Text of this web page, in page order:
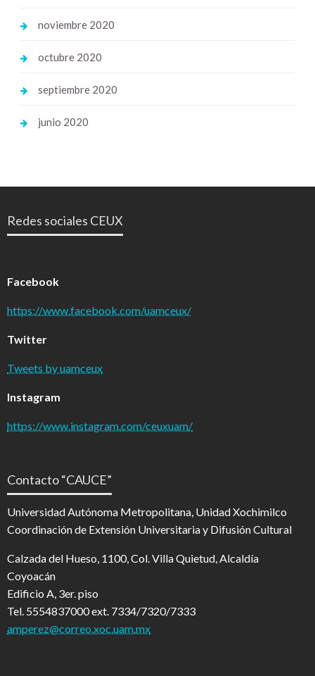
noviembre 2020
octubre 2020
septiembre 2020
junio 2020
Redes sociales CEUX
Facebook
https://www.facebook.com/uamceux/
Twitter
Tweets by uamceux
Instagram
https://www.instagram.com/ceuxuam/
Contacto “CAUCE”
Universidad Autónoma Metropolitana, Unidad Xochimilco
Coordinación de Extensión Universitaria y Difusión Cultural
Calzada del Hueso, 1100, Col. Villa Quietud, Alcaldía
Coyoacán
Edificio A, 3er. piso
Tel. 5554837000 ext. 7334/7320/7333
amperez@correo.xoc.uam.mx